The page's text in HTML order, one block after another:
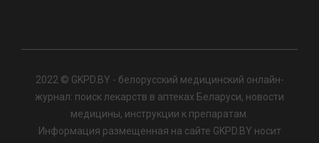
2022 © GKPD.BY - белорусский медицинский онлайн-
журнал: поиск лекарств в аптеках Беларуси, новости
медицины, инструкции к препаратам.
Информация размещенная на сайте GKPD.BY носит